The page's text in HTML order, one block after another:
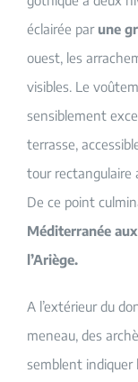
éclairée par une
ouest, les
visibles. Le
sensiblement
terrasse,
tour rectangulaire
De ce point
Méditerranée
l’Ariège.
A l’extérieur du
meneau, des
semblent indiquer